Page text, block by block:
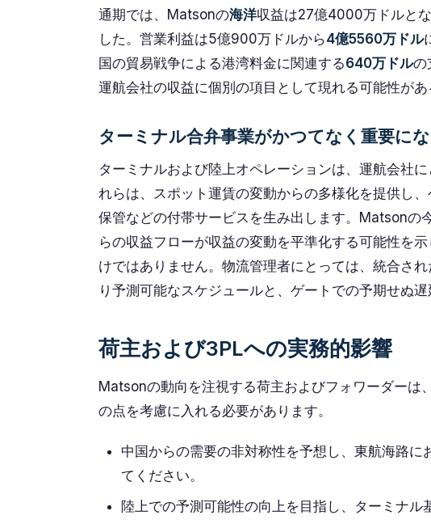
通期では、Matsonの海洋収益は27億4000万ドルと
した。営業利益は5億900万ドルから4億5560万ドル
国の貿易戦争による港湾料金に関連する640万ドルの
運航会社の収益に個別の項目として現れる可能性があ
ターミナル合弁事業がかつてなく重要に
ターミナルおよび陸上オペレーションは、運航会社
れらは、スポット運賃の変動からの多様化を提供し
保管などの付帯サービスを生み出します。Matsonの
らの収益フローが収益の変動を平準化する可能性を
けではありません。物流管理者にとっては、統合さ
り予測可能なスケジュールと、ゲートでの予期せぬ
荷主および3PLへの実務的影響
Matsonの動向を注視する荷主およびフォワーダーは
の点を考慮に入れる必要があります。
中国からの需要の非対称性を予想し、東航海路
てください。
陸上での予測可能性の向上を目指し、ターミナル